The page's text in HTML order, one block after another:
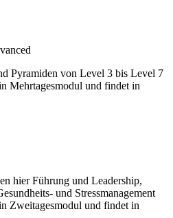
Pyramiden von Level 3 bis Level 7
Mehrtagesmodul und findet in
hier Führung und Leadership,
und Stressmanagement
Zweitagesmodul und findet in